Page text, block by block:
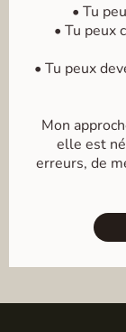
• Tu
• Tu peux
• Tu peux
Mon
elle est
erreurs, de